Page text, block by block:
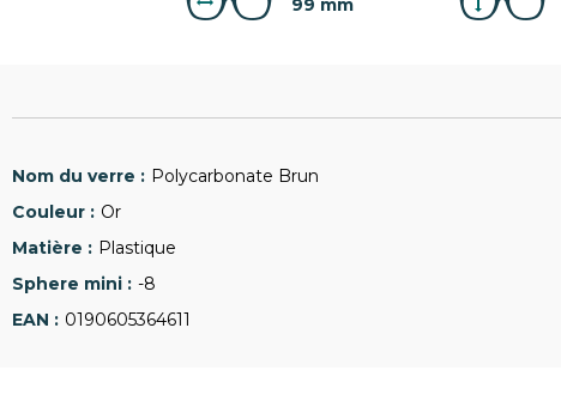
99 mm
Polycarbonate Brun
Or
Plastique
-8
0190605364611